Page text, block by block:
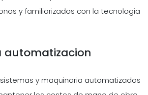
y familiarizados con la tecnologia
automatizacion
y maquinaria automatizados